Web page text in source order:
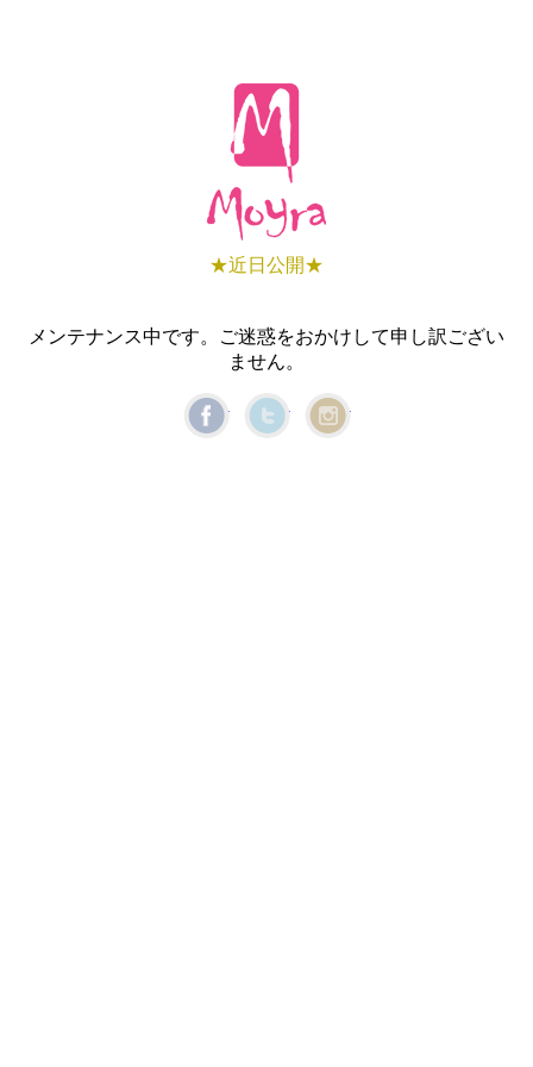
★近日公開★
メンテナンス中です。ご迷惑をおかけして申し訳ござい
ません。
Facebook Twitter